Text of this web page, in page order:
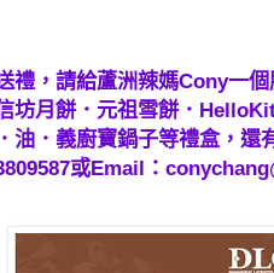
禮，請給蘆洲辣媽Cony一
坊月餅．元祖雪餅．
油．義廚寶鍋子等禮盒，還
或Email：